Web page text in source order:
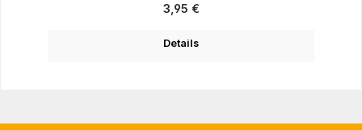
Regulärer Preis:
3,95 €
Details